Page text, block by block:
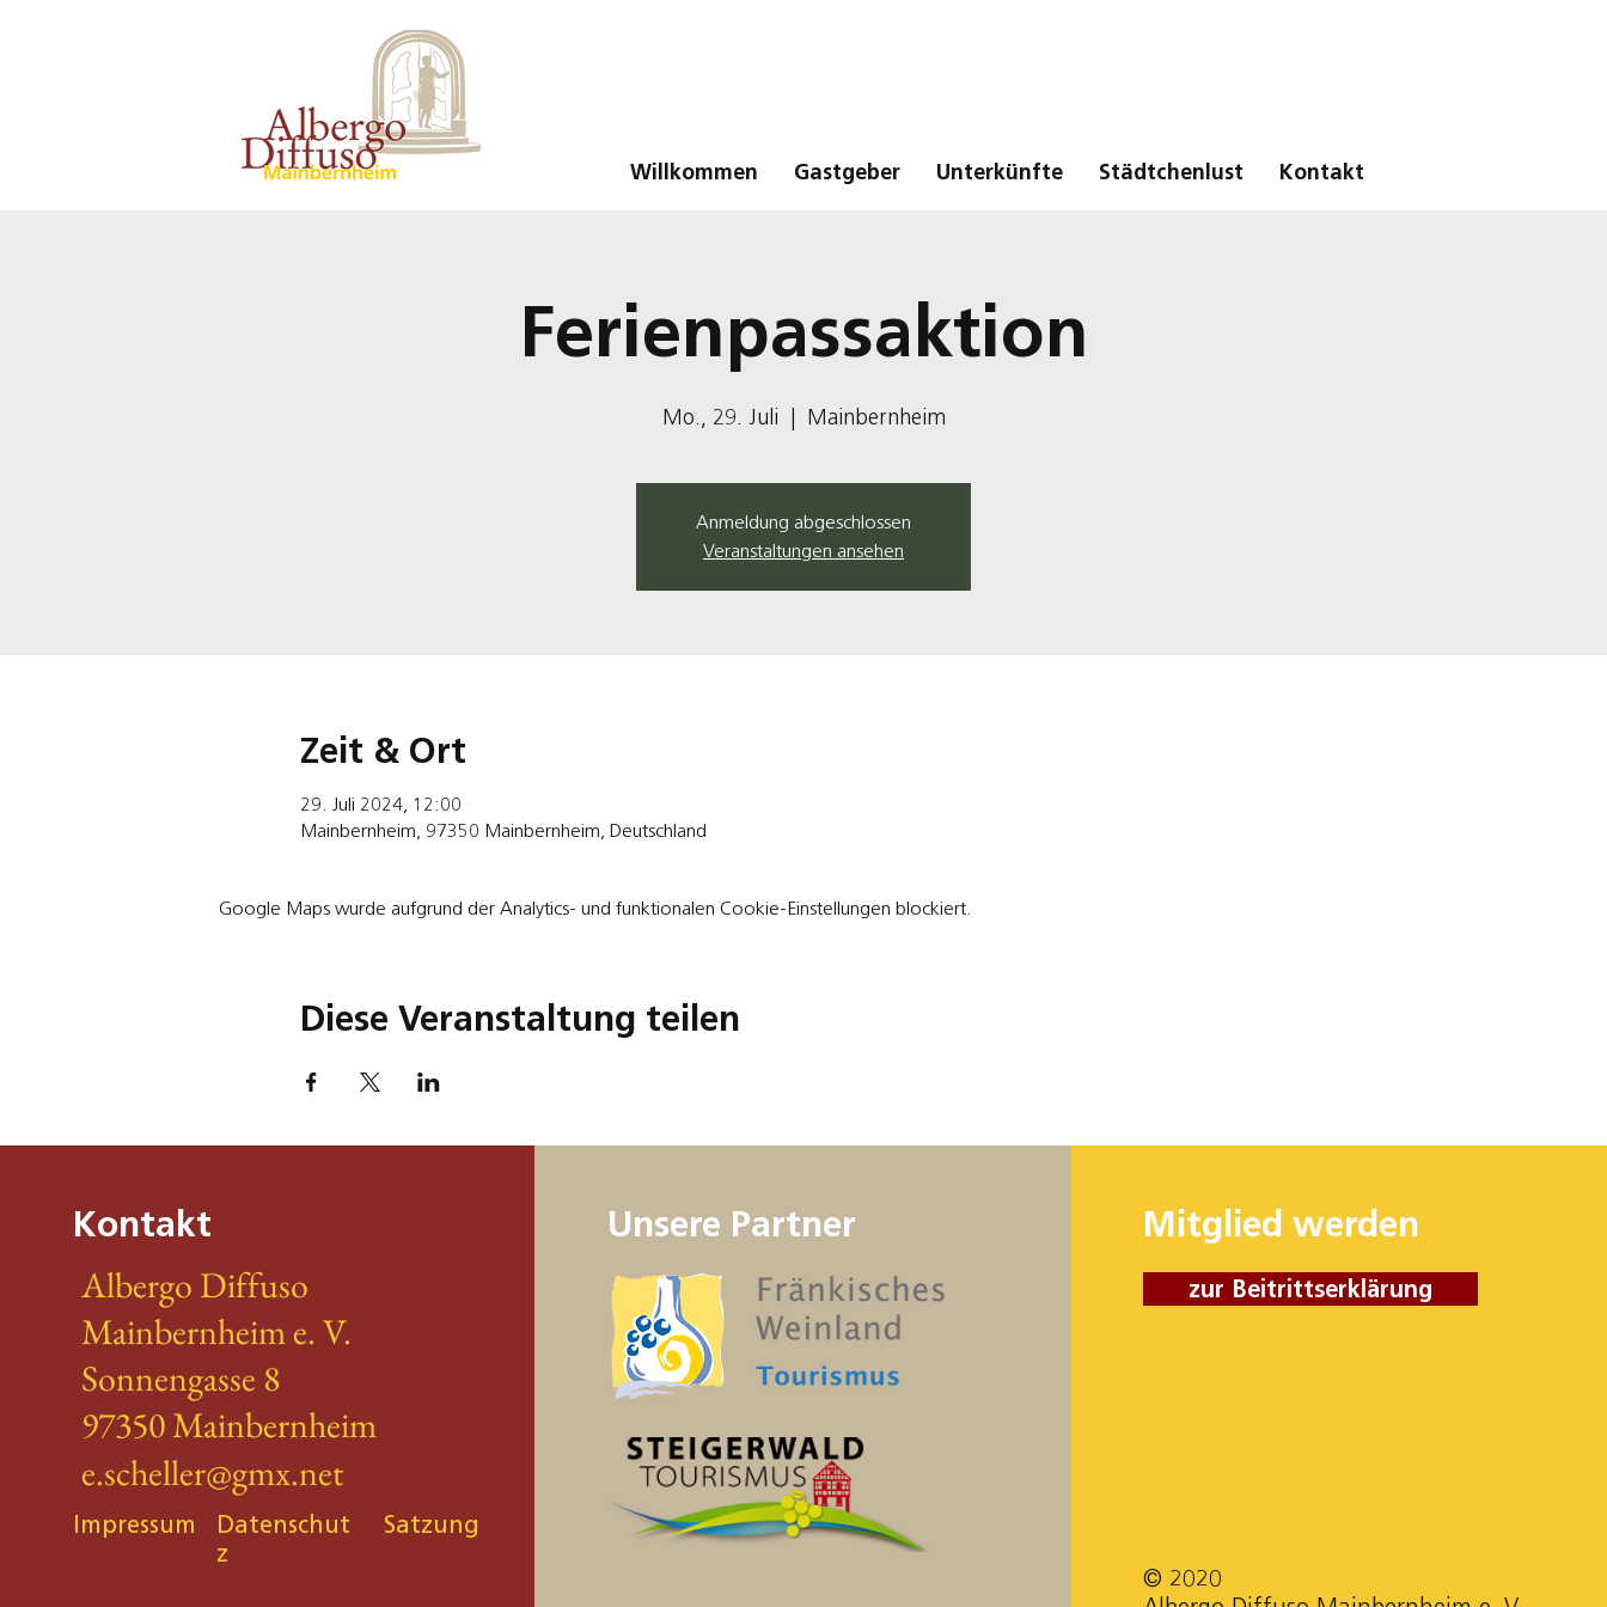
Willkommen Gastgeber Unterkünfte Städtchenlust Kontakt
Ferienpassaktion
Mo., 29. Juli Mainbernheim
Anmeldung abgeschlossen
Veranstaltungen ansehen
Zeit & Ort
29. Juli 2024, 12:00
Mainbernheim, 97350 Mainbernheim, Deutschland
Google Maps wurde aufgrund der Analytics- und funktionalen Cookie-Einstellungen blockiert.
Diese Veranstaltung teilen
Kontakt
Albergo Diffuso
Mainbernheim e. V.
Sonnengasse 8
97350 Mainbernheim
e.scheller@gmx.net
Impressum
Datenschut
z
Satzung
Unsere Partner Mitglied werden
zur Beitrittserklärung
© 2020